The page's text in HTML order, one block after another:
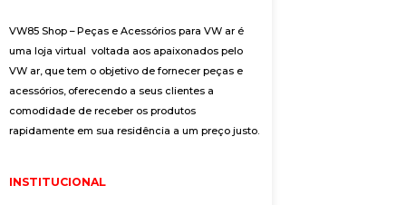
VW85 Shop – Peças e Acessórios para VW ar é
uma loja virtual voltada aos apaixonados pelo
VW ar, que tem o objetivo de fornecer peças e
acessórios, oferecendo a seus clientes a
comodidade de receber os produtos
rapidamente em sua residência a um preço justo.
INSTITUCIONAL